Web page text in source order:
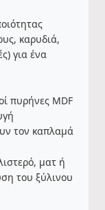
καρυδιά,
για ένα
πυρήνες MDF
τον καπλαμά
ματ ή
του ξύλινου